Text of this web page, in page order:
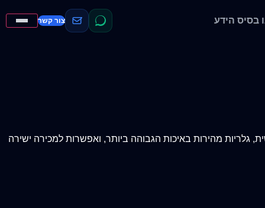
בסיס הידע צור קשר
גלריות מהירות באיכות הגבוהה ביותר, ואפשרות למכירה ישירה